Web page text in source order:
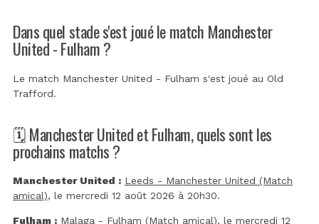
Dans quel stade s'est joué le match Manchester
United - Fulham ?
Le match Manchester United - Fulham s'est joué au Old
Trafford.
🗓️ Manchester United et Fulham, quels sont les
prochains matchs ?
Manchester United : Leeds - Manchester United (Match
amical), le mercredi 12 août 2026 à 20h30.
Fulham : Malaga - Fulham (Match amical), le mercredi 12